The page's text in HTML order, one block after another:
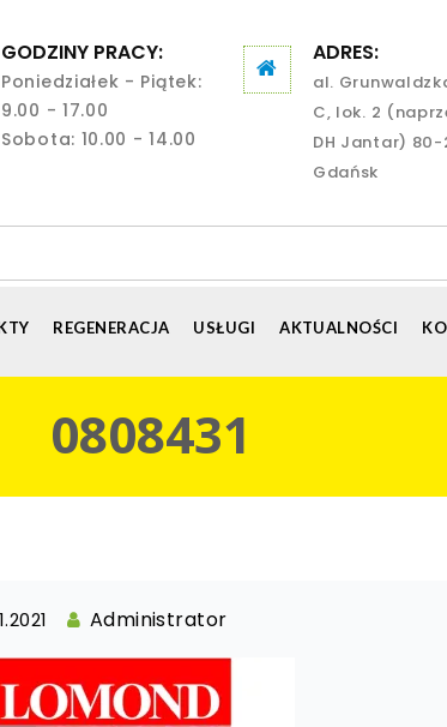
GODZINY PRACY:
Poniedziałek - Piątek:
9.00 - 17.00
Sobota: 10.00 - 14.00
ADRES:
al.
C, lok. 2
DH Jantar) 80-
Gdańsk
REGENERACJA USŁUGI AKTUALNOŚCI
0808431
Administrator